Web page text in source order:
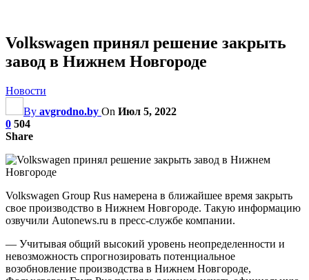
Volkswagen принял решение закрыть
завод в Нижнем Новгороде
Новости
By avgrodno.by On Июл 5, 2022
0 504
Share
Volkswagen Group Rus намерена в ближайшее время закрыть
свое производство в Нижнем Новгороде. Такую информацию
озвучили Autonews.ru в пресс-службе компании.
— Учитывая общий высокий уровень неопределенности и
невозможность спрогнозировать потенциальное
возобновление производства в Нижнем Новгороде,